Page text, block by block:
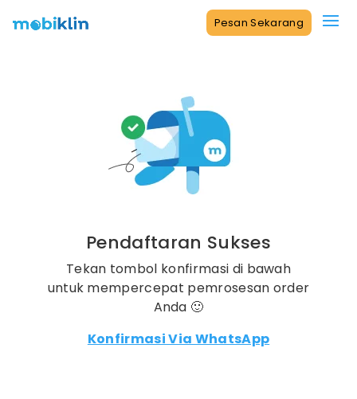
Pesan Sekarang
Pendaftaran Sukses
Tekan tombol konfirmasi di bawah
untuk mempercepat pemrosesan order
Anda 🙂
Konfirmasi Via WhatsApp